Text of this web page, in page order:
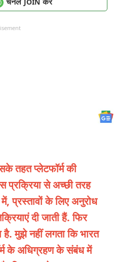
तहत प्लेटफॉर्म की
प्रक्रिया से अच्छी तरह
प्रस्तावों के लिए अनुरोध
दी जाती हैं. फिर
है. मुझे नहीं लगता कि भारत
के अधिग्रहण के संबंध में